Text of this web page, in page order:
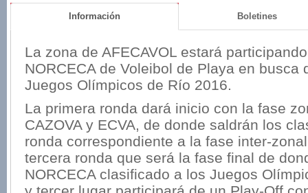
Información Boletines
La zona de AFECAVOL estará
NORCECA de Voleibol de Playa en
Juegos Olímpicos de Río 2016.
La primera ronda dará inicio con la fase
CAZOVA y ECVA, de donde saldrán los
ronda correspondiente a la fase inter-
tercera ronda que será la fase final de
NORCECA clasificado a los Juegos